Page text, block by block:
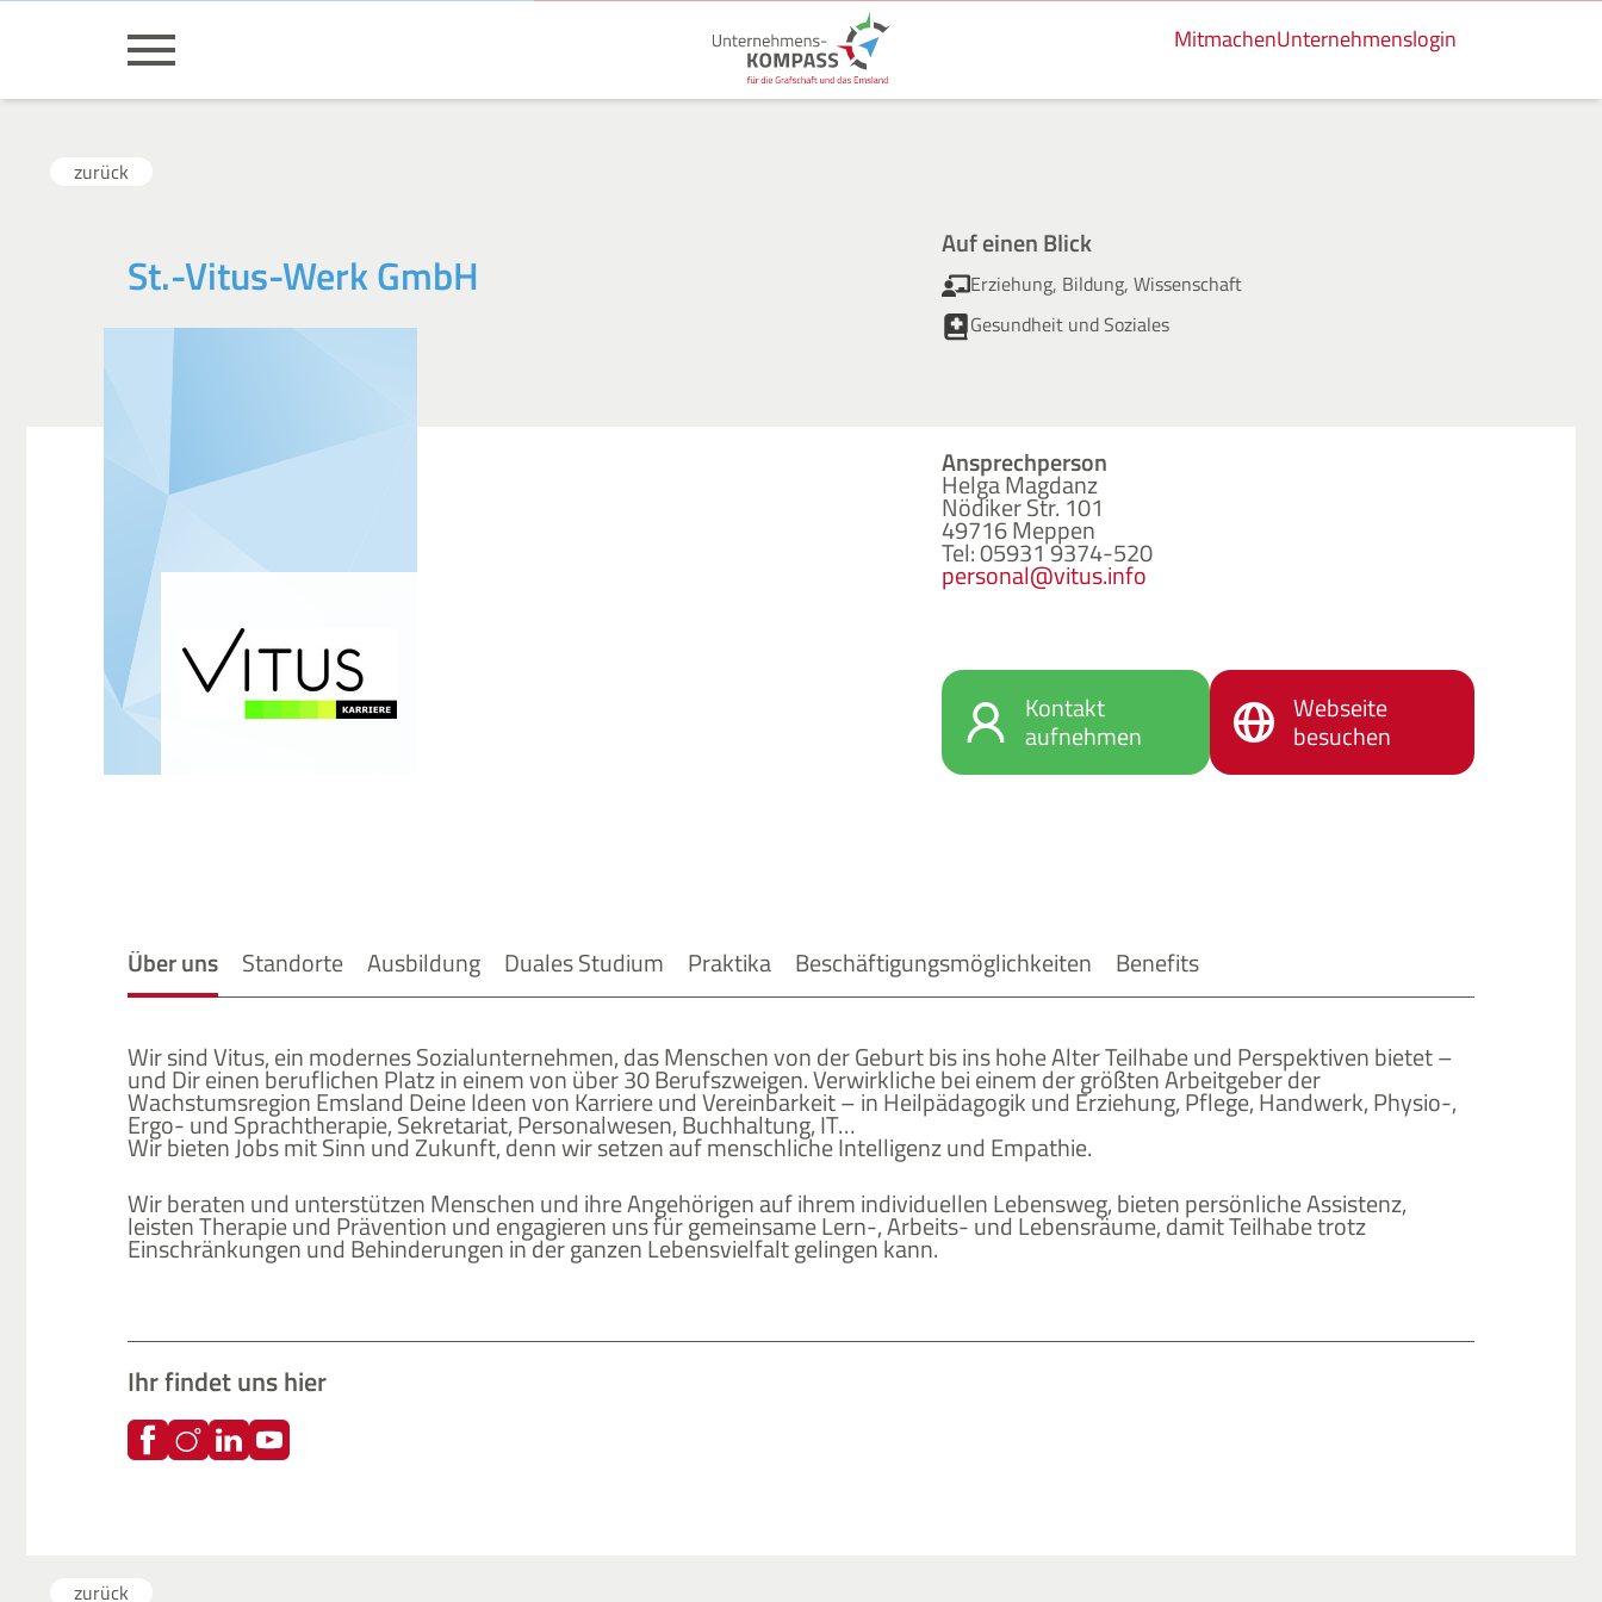
MitmachenUnternehmenslogin
zurück
St.-Vitus-Werk GmbH
Auf einen Blick
Erziehung, Bildung, Wissenschaft
Gesundheit und Soziales
Ansprechperson
Helga Magdanz
Nödiker Str. 101
49716 Meppen
Tel: 05931 9374-520
personal@vitus.info
Kontakt
aufnehmen
Webseite
besuchen
Über uns Standorte Ausbildung Duales Studium Praktika Beschäftigungsmöglichkeiten Benefits
Wir sind Vitus, ein modernes Sozialunternehmen, das Menschen von der Geburt bis ins hohe Alter Teilhabe und Perspektiven bietet –
und Dir einen beruflichen Platz in einem von über 30 Berufszweigen. Verwirkliche bei einem der größten Arbeitgeber der
Wachstumsregion Emsland Deine Ideen von Karriere und Vereinbarkeit – in Heilpädagogik und Erziehung, Pflege, Handwerk, Physio-,
Ergo- und Sprachtherapie, Sekretariat, Personalwesen, Buchhaltung, IT…
Wir bieten Jobs mit Sinn und Zukunft, denn wir setzen auf menschliche Intelligenz und Empathie.
Wir beraten und unterstützen Menschen und ihre Angehörigen auf ihrem individuellen Lebensweg, bieten persönliche Assistenz,
leisten Therapie und Prävention und engagieren uns für gemeinsame Lern-, Arbeits- und Lebensräume, damit Teilhabe trotz
Einschränkungen und Behinderungen in der ganzen Lebensvielfalt gelingen kann.
Ihr findet uns hier
zurück